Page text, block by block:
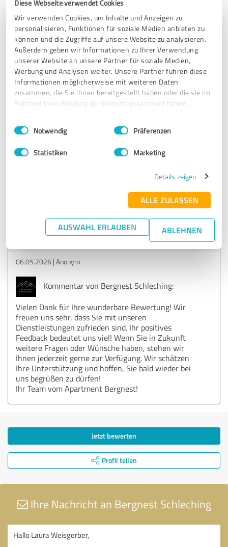
Diese Webseite verwendet Cookies
Wir verwenden Cookies, um Inhalte und Anzeigen zu
personalisieren, Funktionen für soziale Medien anbieten zu
können und die Zugriffe auf unsere Website zu analysieren.
Außerdem geben wir Informationen zu Ihrer Verwendung
unserer Website an unsere Partner für soziale Medien,
Werbung und Analysen weiter. Unsere Partner führen diese
Informationen möglicherweise mit weiteren Daten
zusammen, die Sie ihnen bereitgestellt haben oder die sie im
Rahmen Ihrer Nutzung der Dienste gesammelt haben.
Impressum Datenschutzbestimmungen
Einwilligungsauswahl
Notwendig Präferenzen
Statistiken Marketing
Details zeigen
ALLE ZULASSEN
AUSWAHL ERLAUBEN ABLEHNEN
06.05.2026 Anonym
Kommentar von Bergnest Schleching:
Vielen Dank für Ihre wunderbare Bewertung! Es freut
uns sehr zu hören, dass Sie wiederkommen wollen.
Ihre Zufriedenheit ist uns sehr wichtig, und wir
können es kaum erwarten, Sie bald wieder bei uns
Bewertung zu:
Apartment Bergnest Schleching
06.05.2026 Anonym
Kommentar von Bergnest Schleching:
Vielen Dank für Ihre wunderbare Bewertung! Wir
freuen uns sehr, dass Sie mit unseren
Dienstleistungen zufrieden sind. Ihr positives
Feedback bedeutet uns viel! Wenn Sie in Zukunft
weitere Fragen oder Wünsche haben, stehen wir
Ihnen jederzeit gerne zur Verfügung. Wir schätzen
Ihre Unterstützung und hoffen, Sie bald wieder bei
uns begrüßen zu dürfen!
Ihr Team vom Apartment Bergnest!
Jetzt bewerten
Profil teilen
Ihre Nachricht an Bergnest Schleching